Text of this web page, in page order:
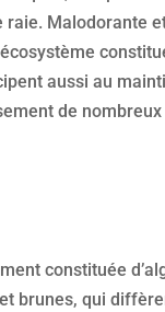
Malodorante
aussi au
de
constituée
brunes, qui